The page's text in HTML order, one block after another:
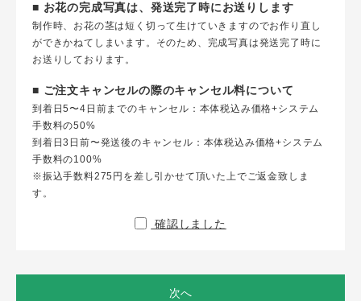
■ お花の完成写真は、発送完了時にお送りします
制作時、お花の茎は短く切って生けていきますのでお作り直し
ができかねてしまいます。そのため、完成写真は発送完了時に
お送りしております。
■ ご注文キャンセルの際のキャンセル料について
到着日5〜4日前までのキャンセル：本体税込み価格+システム
手数料の50%
到着日3日前〜発送後のキャンセル：本体税込み価格+システム
手数料の100%
※振込手数料275円を差し引かせて頂いた上でご返金致しま
す。
確認しました
次へ